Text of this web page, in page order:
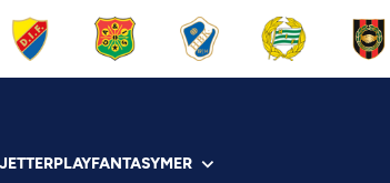
PLAYFANTASYMER